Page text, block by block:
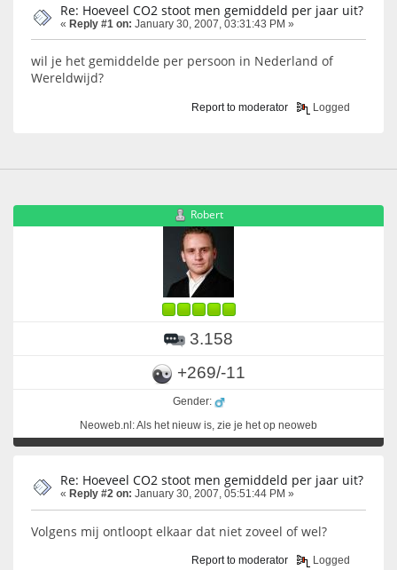
Re: Hoeveel CO2 stoot men gemiddeld per jaar uit?
« Reply #1 on: January 30, 2007, 03:31:43 PM »
wil je het gemiddelde per persoon in Nederland of
Wereldwijd?
Report to moderator Logged
Robert
3.158
+269/-11
Gender:
Neoweb.nl: Als het nieuw is, zie je het op neoweb
Re: Hoeveel CO2 stoot men gemiddeld per jaar uit?
« Reply #2 on: January 30, 2007, 05:51:44 PM »
Volgens mij ontloopt elkaar dat niet zoveel of wel?
Report to moderator Logged